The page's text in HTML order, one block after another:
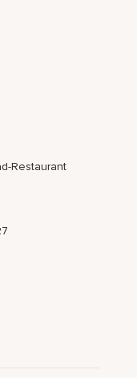
Restaurant